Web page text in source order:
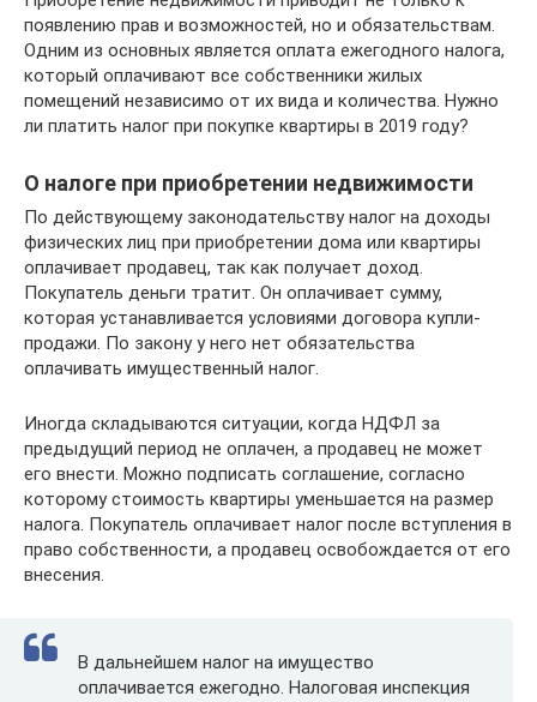
появлению прав и возможностей, но и обязательствам.
Одним из основных является оплата ежегодного налога,
который оплачивают все собственники жилых
помещений независимо от их вида и количества. Нужно
ли платить налог при покупке квартиры в 2019 году?
О налоге при приобретении недвижимости
По действующему законодательству налог на доходы
физических лиц при приобретении дома или квартиры
оплачивает продавец, так как получает доход.
Покупатель деньги тратит. Он оплачивает сумму,
которая устанавливается условиями договора купли-
продажи. По закону у него нет обязательства
оплачивать имущественный налог.
Иногда складываются ситуации, когда НДФЛ за
предыдущий период не оплачен, а продавец не может
его внести. Можно подписать соглашение, согласно
которому стоимость квартиры уменьшается на размер
налога. Покупатель оплачивает налог после вступления в
право собственности, а продавец освобождается от его
внесения.
В дальнейшем налог на имущество
оплачивается ежегодно. Налоговая инспекция